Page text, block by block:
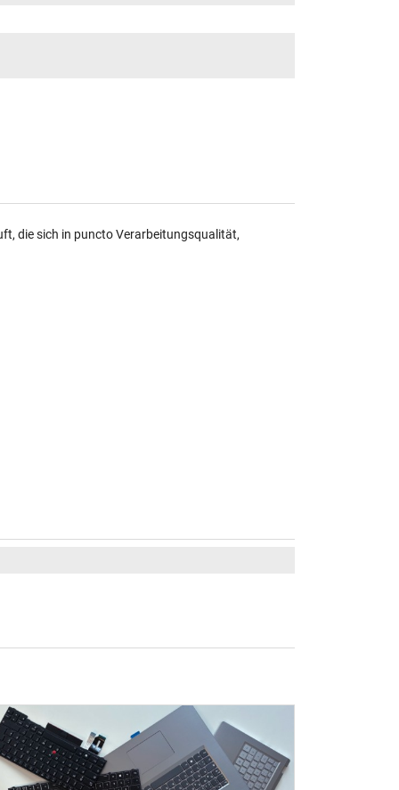
die sich in puncto Verarbeitungsqualität,